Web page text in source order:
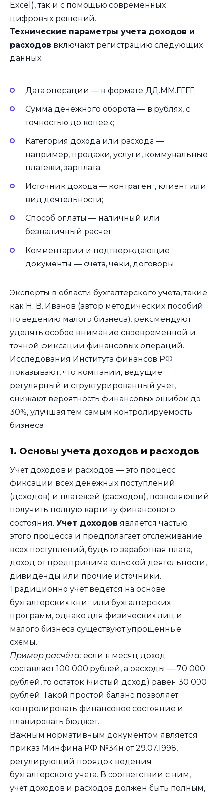
Excel), так и с помощью современных
цифровых решений.
Технические параметры учета доходов и
расходов включают регистрацию следующих
данных:
Дата операции — в формате ДД.ММ.ГГГГ;
Сумма денежного оборота — в рублях, с
точностью до копеек;
Категория дохода или расхода —
например, продажи, услуги, коммунальные
платежи, зарплата;
Источник дохода — контрагент, клиент или
вид деятельности;
Способ оплаты — наличный или
безналичный расчет;
Комментарии и подтверждающие
документы — счета, чеки, договоры.
Эксперты в области бухгалтерского учета, такие
как Н. В. Иванов (автор методических пособий
по ведению малого бизнеса), рекомендуют
уделять особое внимание своевременной и
точной фиксации финансовых операций.
Исследования Института финансов РФ
показывают, что компании, ведущие
регулярный и структурированный учет,
снижают вероятность финансовых ошибок до
30%, улучшая тем самым контролируемость
бизнеса.
1. Основы учета доходов и расходов
Учет доходов и расходов — это процесс
фиксации всех денежных поступлений
(доходов) и платежей (расходов), позволяющий
получить полную картину финансового
состояния. Учет доходов является частью
этого процесса и предполагает отслеживание
всех поступлений, будь то заработная плата,
доход от предпринимательской деятельности,
дивиденды или прочие источники.
Традиционно учет ведется на основе
бухгалтерских книг или бухгалтерских
программ, однако для физических лиц и
малого бизнеса существуют упрощенные
схемы.
Пример расчёта:если в месяц доход
составляет 100 000 рублей, а расходы — 70 000
рублей, то остаток (чистый доход) равен 30 000
рублей. Такой простой баланс позволяет
контролировать финансовое состояние и
планировать бюджет.
Важным нормативным документом является
приказ Минфина РФ №34н от 29.07.1998,
регулирующий порядок ведения
бухгалтерского учета. В соответствии с ним,
учет доходов и расходов должен быть полным,